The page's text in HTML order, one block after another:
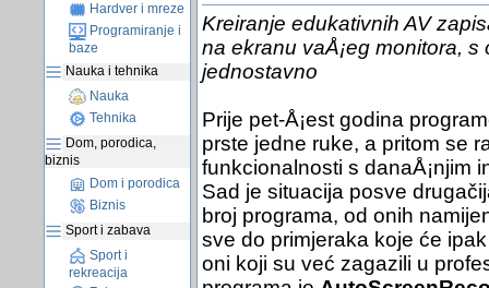
Hardver i mreze
Programiranje i
baze
Nauka i tehnika
Nauka
Tehnika
Dom, porodica,
biznis
Dom i porodica
Biznis
Sport i zabava
Sport i
rekreacija
Kreiranje edukativnih AV
na ekranu vaÅ¡eg monitora,
jednostavno
Prije pet-Å¡est godina
prste jedne ruke, a pritom se
funkcionalnosti s danaÅ¡njim
Sad je situacija posve
broj programa, od onih
sve do primjeraka koje će
oni koji su već zagazili u